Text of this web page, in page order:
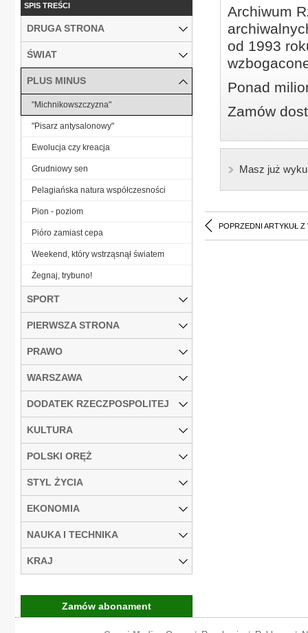
Archiwum
od 1993
Ponad
Zamów
Masz już
POPRZEDNI ARTYKUŁ Z
SPIS TREŚCI
DRUGA STRONA
ŚWIAT
PLUS MINUS
"Michnikowszczyzna"
"Pisarz antysalonowy"
Ewolucja czy kreacja
Grudniowy sen
Pelagiańska natura współczesności
Pion - poziom
Pióro zamiast cepa
Weekend, który wstrząsnął światem
Żegnaj, trybuno!
SPORT
PIERWSZA STRONA
PRAWO
WARSZAWA
DODATEK RZECZPOSPOLITEJ
KULTURA
POLSKI ORĘŻ
STYL ŻYCIA
EKONOMIA
NAUKA I TECHNIKA
KRAJ
Zamów abonament